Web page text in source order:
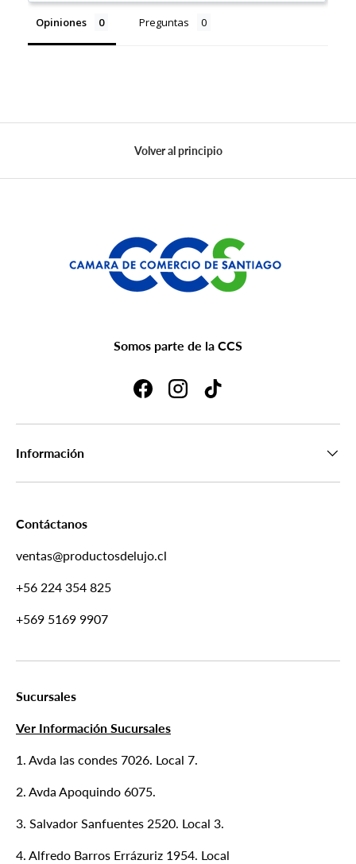
Opiniones Preguntas
Volver al principio
Somos parte de la CCS
FacebookInstagramTikTok
Información
Contáctanos
ventas@productosdelujo.cl
+56 224 354 825
+569 5169 9907
Sucursales
Ver Información Sucursales
1. Avda las condes 7026. Local 7.
2. Avda Apoquindo 6075.
3. Salvador Sanfuentes 2520. Local 3.
4. Alfredo Barros Errázuriz 1954. Local